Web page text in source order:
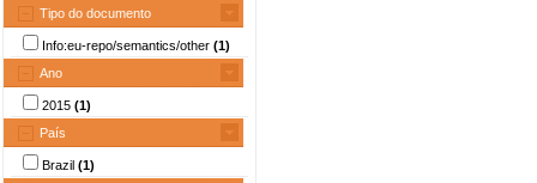
Tipo do documento
Info:eu-repo/semantics/other (1)
Ano
2015 (1)
País
Brazil (1)